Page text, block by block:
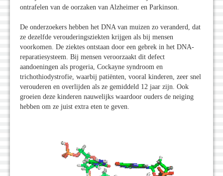
ontrafelen van de oorzaken van Alzheimer en Parkinson.
De onderzoekers hebben het DNA van muizen zo veranderd, dat
ze dezelfde verouderingsziekten krijgen als bij mensen
voorkomen. De ziektes ontstaan door een gebrek in het DNA-
reparatiesysteem. Bij mensen veroorzaakt dit defect
aandoeningen als progeria, Cockayne syndroom en
trichothiodystrofie, waarbij patiënten, vooral kinderen, zeer snel
verouderen en overlijden als ze gemiddeld 12 jaar zijn. Ook
groeien deze kinderen nauwelijks waardoor ouders de neiging
hebben om ze juist extra eten te geven.